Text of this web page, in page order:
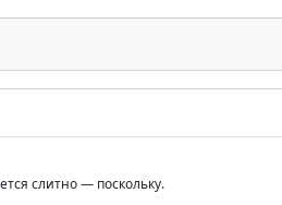
слитно — поскольку.